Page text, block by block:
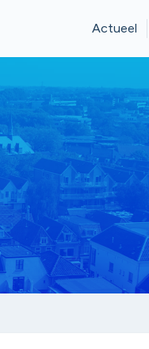
Actueel